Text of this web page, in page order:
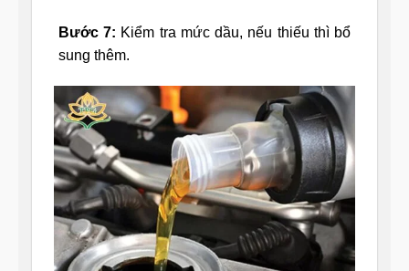
Bước 7: Kiểm tra mức dầu, nếu thiếu thì bổ
sung thêm.